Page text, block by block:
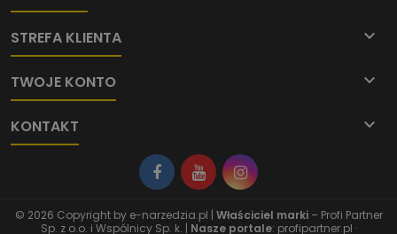
STREFA KLIENTA 
TWOJE KONTO 
KONTAKT 
© 2026 Copyright by e-narzedzia.pl | Właściciel marki– Profi Partner
Sp. z o.o. i Wspólnicy Sp. k. | Nasze portale: profipartner.pl ·